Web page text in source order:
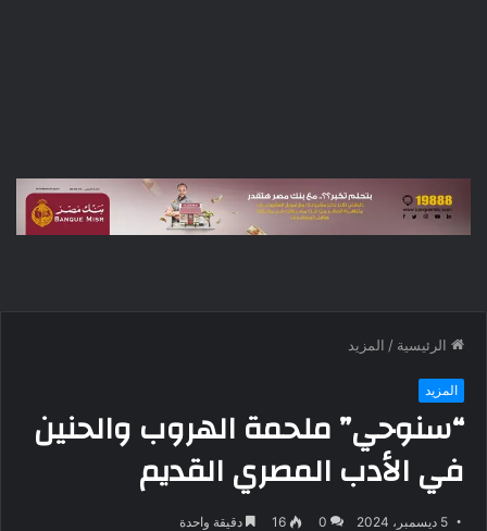
الرئيسية / المزيد
المزيد
“سنوحي” ملحمة الهروب والحنين
في الأدب المصري القديم
5 ديسمبر، 2024 0
16 دقيقة واحدة